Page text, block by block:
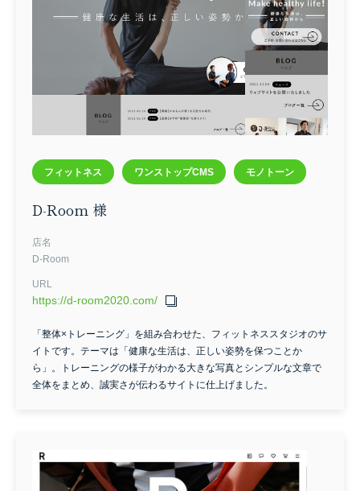
フィットネス ワンストップCMS モノトーン
D-Room 様
店名
D-Room
URL
https://d-room2020.com/
「整体×トレーニング」を組み合わせた、フィットネススタジオのサ
イトです。テーマは「健康な生活は、正しい姿勢を保つことか
ら」。トレーニングの様子がわかる大きな写真とシンプルな文章で
全体をまとめ、誠実さが伝わるサイトに仕上げました。